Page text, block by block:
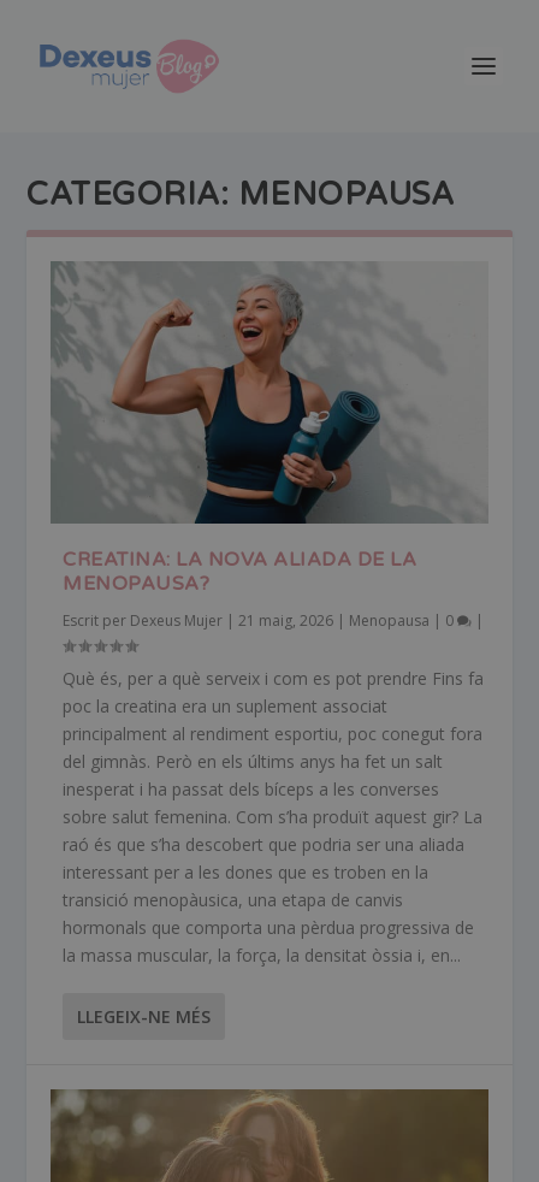
CATEGORIA: MENOPAUSA
CREATINA: LA NOVA ALIADA DE LA
MENOPAUSA?
Escrit per Dexeus Mujer |21 maig, 2026 | Menopausa | 0 |
Què és, per a què serveix i com es pot prendre Fins fa
poc la creatina era un suplement associat
principalment al rendiment esportiu, poc conegut fora
del gimnàs. Però en els últims anys ha fet un salt
inesperat i ha passat dels bíceps a les converses
sobre salut femenina. Com s’ha produït aquest gir? La
raó és que s’ha descobert que podria ser una aliada
interessant per a les dones que es troben en la
transició menopàusica, una etapa de canvis
hormonals que comporta una pèrdua progressiva de
la massa muscular, la força, la densitat òssia i, en...
LLEGEIX-NE MÉS